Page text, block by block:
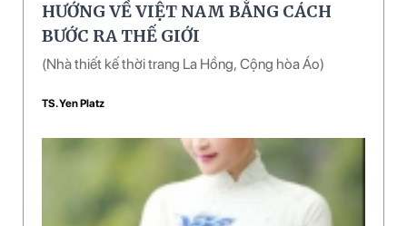
HƯỚNG VỀ VIỆT NAM BẰNG CÁCH
BƯỚC RA THẾ GIỚI
(Nhà thiết kế thời trang La Hồng, Cộng hòa Áo)
TS. Yen Platz